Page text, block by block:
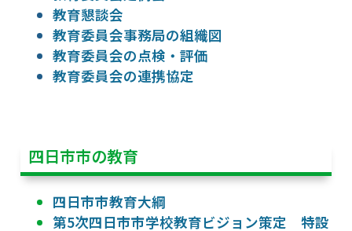
教育懇談会
教育委員会事務局の組織図
教育委員会の点検・評価
教育委員会の連携協定
四日市市の教育
四日市市教育大綱
第5次四日市市学校教育ビジョン策定 特設